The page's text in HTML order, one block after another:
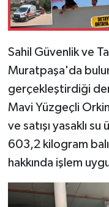
Sahil Güvenlik ve
Muratpaşa'da
gerçekleştirdiği
Mavi Yüzgeçli
ve satışı yasaklı
603,2 kilogram
hakkında işlem